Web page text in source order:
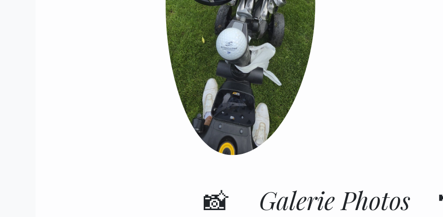
📸 Galerie Photos